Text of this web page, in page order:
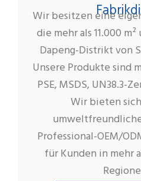
Wir besitzen eine
die mehr als 11.000
Dapeng-Distrikt von
Unsere Produkte sind
PSE, MSDS, UN38.3-
Wir bieten
Professional-OEM/
für Kunden in mehr